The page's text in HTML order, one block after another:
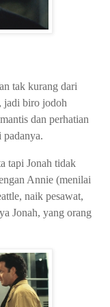
tak kurang dari
jadi biro jodoh
dan perhatian
padanya.
tapi Jonah tidak
Annie (menilai
naik pesawat,
Jonah, yang orang